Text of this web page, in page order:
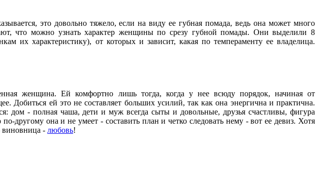
это довольно тяжело, если на виду ее губная помада, ведь она может много
что можно узнать характер женщины по срезу губной помады. Они выделили 8
их характеристику), от которых и зависит, какая по темпераменту ее владелица.
женщина. Ей комфортно лишь тогда, когда у нее всюду порядок, начиная от
Добиться ей это не составляет больших усилий, так как она энергична и практична.
дом - полная чаша, дети и муж всегда сыты и довольные, друзья счастливы, фигура
по-другому она и не умеет - составить план и четко следовать нему - вот ее девиз. Хотя
виновница - любовь!